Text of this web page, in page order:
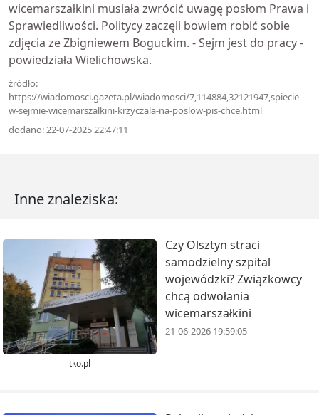
wicemarszałkini musiała zwrócić uwagę posłom Prawa i
Sprawiedliwości. Politycy zaczęli bowiem robić sobie
zdjęcia ze Zbigniewem Boguckim. - Sejm jest do pracy -
powiedziała Wielichowska.
źródło:
https://wiadomosci.gazeta.pl/wiadomosci/7,114884,32121947,spiecie-
w-sejmie-wicemarszalkini-krzyczala-na-poslow-pis-chce.html
dodano: 22-07-2025 22:47:11
Inne znaleziska:
tko.pl
Czy Olsztyn straci
samodzielny szpital
wojewódzki? Związkowcy
chcą odwołania
wicemarszałkini
21-06-2026 19:59:05